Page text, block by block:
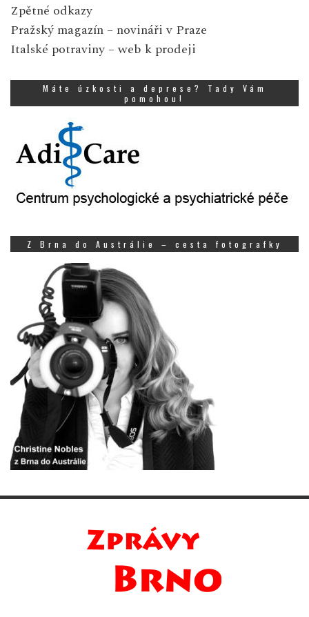
Zpětné odkazy
Pražský magazín – novináři v Praze
Italské potraviny – web k prodeji
Máte úzkosti a deprese? Tady Vám
pomohou!
Z Brna do Austrálie – cesta fotografky